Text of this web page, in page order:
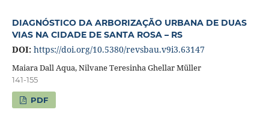
DIAGNÓSTICO DA ARBORIZAÇÃO URBANA DE DUAS
VIAS NA CIDADE DE SANTA ROSA – RS
DOI: https://doi.org/10.5380/revsbau.v9i3.63147
Maiara Dall Aqua, Nilvane Teresinha Ghellar Müller
141-155
PDF